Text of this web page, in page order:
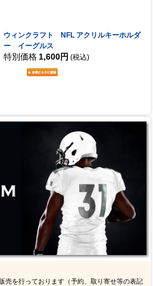
ウィンクラフト NFL アクリルキーホルダ
ー イーグルス
特別価格 1,600円 (税込)
売を行っております（予約、取り寄せ等の表記